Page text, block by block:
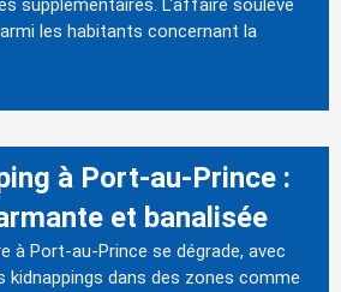
supplémentaires. L'affaire soulève
les habitants concernant la
à Port-au-Prince :
et banalisée
à Port-au-Prince se dégrade, avec
kidnappings dans des zones comme